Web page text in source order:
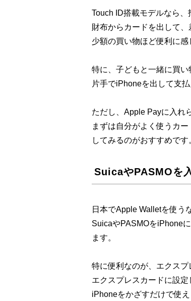
Touch ID搭載モデルなら、
財布からカードを出して
少額の買い物ほど便利に感
特に、子どもと一緒に買い
片手でiPhoneを出して支
ただし、Apple Payに入れ
まずは自分がよく使うカ
してみるのがおすすめです
SuicaやPASMOを
日本でApple Walletを使う
SuicaやPASMOをiPhone
ます。
特に便利なのが、エクスプ
エクスプレスカードに設定
iPhoneをかざすだけで使え